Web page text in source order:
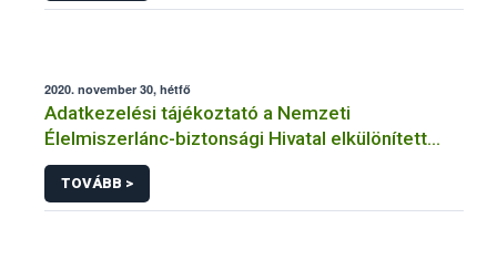
2020. november 30, hétfő
Adatkezelési tájékoztató a Nemzeti
Élelmiszerlánc-biztonsági Hivatal elkülönített
visszaélés-bejelentési rendszerhez kapcsolódó
adatkezeléséhez
TOVÁBB >